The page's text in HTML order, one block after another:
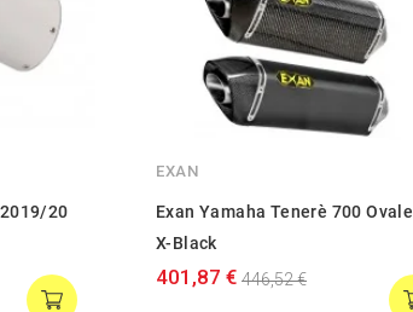
20
EXAN
Exan Yamaha Tenerè 700 Ovale
X-Black
401,87 € 446,52 €